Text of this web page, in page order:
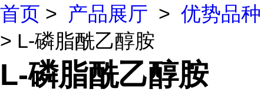
首页 > 产品展厅 > 优势品种
> L-磷脂酰乙醇胺
L-磷脂酰乙醇胺